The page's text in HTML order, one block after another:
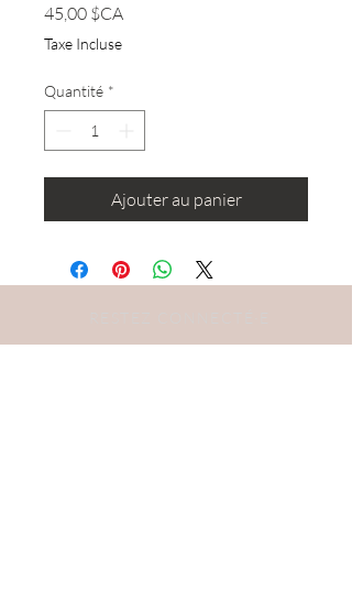
45,00 $CAPrix
Taxe Incluse
Quantité *
Ajouter au panier